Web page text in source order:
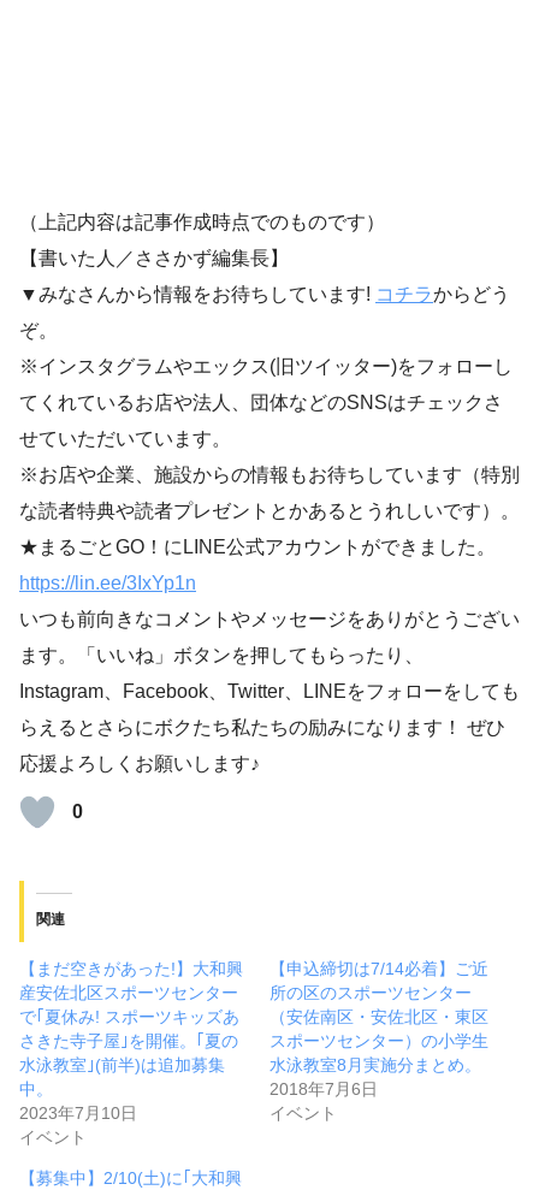
（上記内容は記事作成時点でのものです）
【書いた人／ささかず編集長】
▼みなさんから情報をお待ちしています! コチラからどう
ぞ。
※インスタグラムやエックス(旧ツイッター)をフォローし
てくれているお店や法人、団体などのSNSはチェックさ
せていただいています。
※お店や企業、施設からの情報もお待ちしています（特別
な読者特典や読者プレゼントとかあるとうれしいです）。
★まるごとGO！にLINE公式アカウントができました。
https://lin.ee/3IxYp1n
いつも前向きなコメントやメッセージをありがとうござい
ます。「いいね」ボタンを押してもらったり、
Instagram、Facebook、Twitter、LINEをフォローをしても
らえるとさらにボクたち私たちの励みになります！ ぜひ
応援よろしくお願いします♪
0
関連
【まだ空きがあった!】大和興
産安佐北区スポーツセンター
で｢夏休み! スポーツキッズあ
さきた寺子屋｣を開催。｢夏の
水泳教室｣(前半)は追加募集
中。
2023年7月10日
イベント
【申込締切は7/14必着】ご近
所の区のスポーツセンター
（安佐南区・安佐北区・東区
スポーツセンター）の小学生
水泳教室8月実施分まとめ。
2018年7月6日
イベント
【募集中】2/10(土)に｢大和興